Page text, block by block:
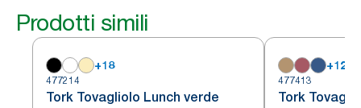
Prodotti simili
+18
477214
Tork Tovagliolo Lunch verde
+12
477413
Tork